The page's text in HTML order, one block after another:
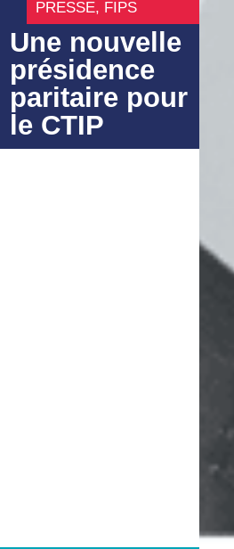
PRESSE, FIPS
Une nouvelle
présidence
paritaire pour
le CTIP